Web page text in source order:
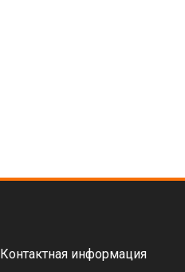
Контактная информация